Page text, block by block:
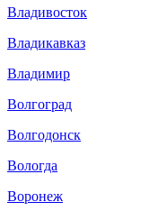
Владивосток
Владикавказ
Владимир
Волгоград
Волгодонск
Вологда
Воронеж